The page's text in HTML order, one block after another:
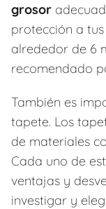
grosor
protección a
alrededor de 6
recomendado
También es
tapete. Los
de materiales
Cada uno de
ventajas y
investigar y